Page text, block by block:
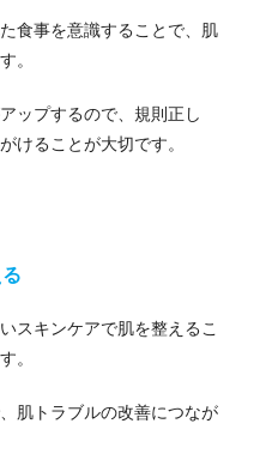
食事を意識することで、肌
。
ップするので、規則正し
けることが大切です。
スキンケアで肌を整えるこ
。
肌トラブルの改善につなが